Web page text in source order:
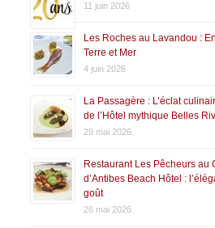
11 juin 2026
Les Roches au Lavandou :
Terre et Mer
4 juin 2026
La Passagère : L’éclat
de l’Hôtel mythique Belles
29 mai 2026
Restaurant Les Pêcheurs au
d’Antibes Beach Hôtel :
goût
26 mai 2026